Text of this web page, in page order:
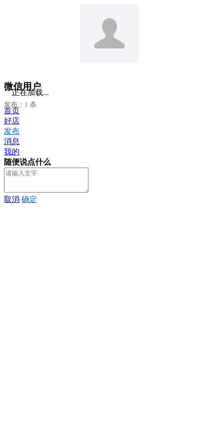
微信用户
发布：1 条
正在加载...
首页
好店
发布
消息
我的
随便说点什么
取消 确定